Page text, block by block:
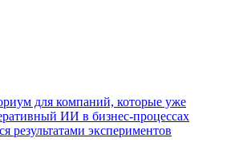
для компаний, которые уже
ИИ в бизнес-процессах
результатами экспериментов